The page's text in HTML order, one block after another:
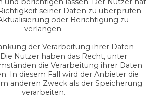
seiner Daten zu überprüfen
oder Berichtigung zu
verlangen.
der Verarbeitung ihrer Daten
Nutzer haben das Recht, unter
die Verarbeitung ihrer Daten
In diesem Fall wird der Anbieter die
anderen Zweck als der Speicherung
verarbeiten.